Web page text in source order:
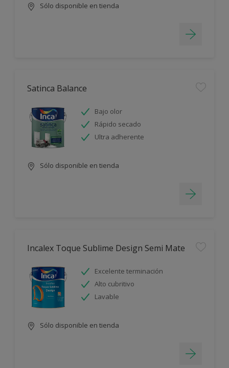
Sólo disponible en tienda
Satinca Balance
Bajo olor
Rápido secado
Ultra adherente
Sólo disponible en tienda
Incalex Toque Sublime Design Semi Mate
Excelente terminación
Alto cubritivo
Lavable
Sólo disponible en tienda